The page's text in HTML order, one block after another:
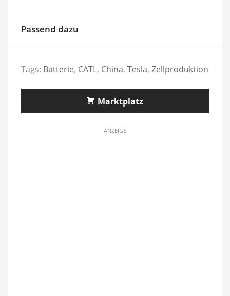
Passend dazu
Tags: Batterie, CATL, China, Tesla, Zellproduktion
Marktplatz
ANZEIGE